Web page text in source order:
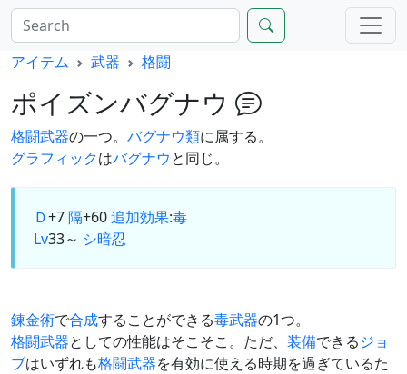
アイテム 武器 格闘
ポイズンバグナウ
格闘武器の一つ。 バグナウ類に属する。
グラフィックはバグナウと同じ。
Ｄ+7隔+60追加効果:毒
Lv33～ シ暗忍
錬金術で合成することができる毒武器の1つ。
格闘武器としての性能はそこそこ。ただ、 装備できるジョ
ブはいずれも格闘武器を有効に使える時期を過ぎているた